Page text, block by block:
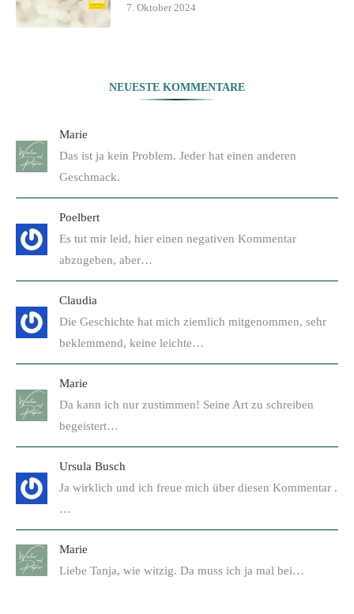
7. Oktober 2024
NEUESTE KOMMENTARE
Marie
Das ist ja kein Problem. Jeder hat einen anderen
Geschmack.
Poelbert
Es tut mir leid, hier einen negativen Kommentar
abzugeben, aber…
Claudia
Die Geschichte hat mich ziemlich mitgenommen, sehr
beklemmend, keine leichte…
Marie
Da kann ich nur zustimmen! Seine Art zu schreiben
begeistert…
Ursula Busch
Ja wirklich und ich freue mich über diesen Kommentar .
…
Marie
Liebe Tanja, wie witzig. Da muss ich ja mal bei…